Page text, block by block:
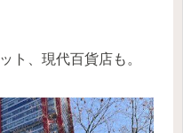
ト、現代百貨店も。